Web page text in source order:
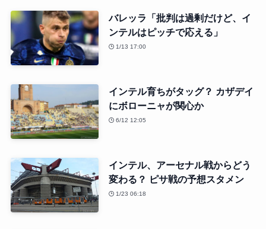
バレッラ「批判は過剰だけど、イ
ンテルはピッチで応える」
1/13 17:00
インテル育ちがタッグ？ カザデイ
にボローニャが関心か
6/12 12:05
インテル、アーセナル戦からどう
変わる？ ピサ戦の予想スタメン
1/23 06:18